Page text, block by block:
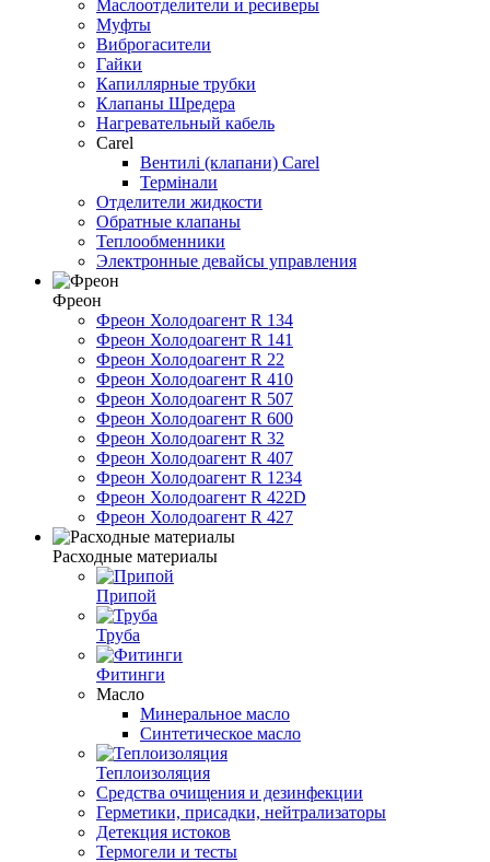
Маслоотделители и ресиверы
Муфты
Виброгасители
Гайки
Капиллярные трубки
Клапаны Шредера
Нагревательный кабель
Carel
Вентилі (клапани) Carel
Термінали
Отделители жидкости
Обратные клапаны
Теплообменники
Электронные девайсы управления
Фреон
Фреон Холодоагент R 134
Фреон Холодоагент R 141
Фреон Холодоагент R 22
Фреон Холодоагент R 410
Фреон Холодоагент R 507
Фреон Холодоагент R 600
Фреон Холодоагент R 32
Фреон Холодоагент R 407
Фреон Холодоагент R 1234
Фреон Холодоагент R 422D
Фреон Холодоагент R 427
Расходные материалы
Припой
Труба
Фитинги
Масло
Минеральное масло
Синтетическое масло
Теплоизоляция
Средства очищения и дезинфекции
Герметики, присадки, нейтрализаторы
Детекция истоков
Термогели и тесты